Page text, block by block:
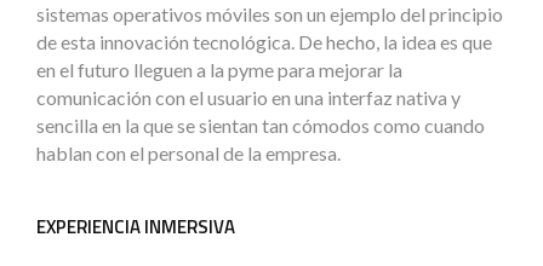
sistemas operativos móviles son un ejemplo del principio
de esta innovación tecnológica. De hecho, la idea es que
en el futuro lleguen a la pyme para mejorar la
comunicación con el usuario en una interfaz nativa y
sencilla en la que se sientan tan cómodos como cuando
hablan con el personal de la empresa.
EXPERIENCIA INMERSIVA